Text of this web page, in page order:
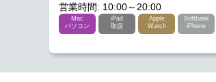
営業時間: 10:00～20:00
Mac
パソコン
iPad
取扱
Apple
Watch
Softbank
iPhone